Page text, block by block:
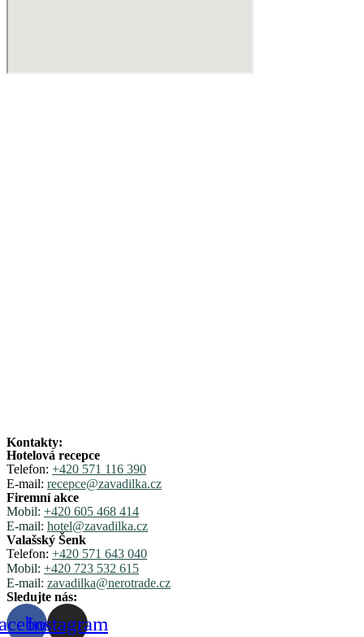
Kontakty:
Hotelová recepce
Telefon: +420 571 116 390
E-mail: recepce@zavadilka.cz
Firemní akce
Mobil: +420 605 468 414
E-mail: hotel@zavadilka.cz
Valašský Šenk
Telefon: +420 571 643 040
Mobil: +420 723 532 615
E-mail: zavadilka@nerotrade.cz
Sledujte nás:
Instagram